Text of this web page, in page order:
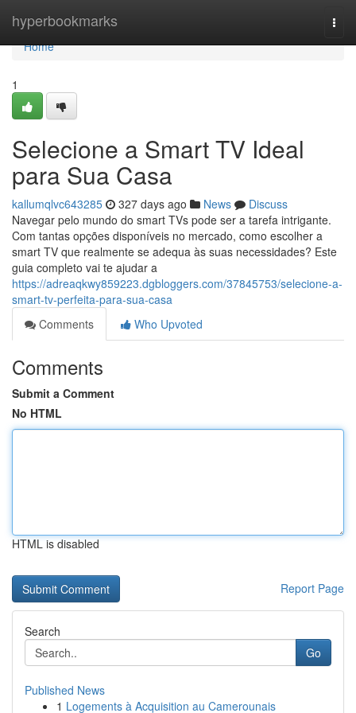
hyperbookmarks
Home
Home
1
Selecione a Smart TV Ideal
para Sua Casa
kallumqlvc643285 327 days ago News
Discuss
Navegar pelo mundo do smart TVs pode ser a tarefa intrigante.
Com tantas opções disponíveis no mercado, como escolher a
smart TV que realmente se adequa às suas necessidades? Este
guia completo vai te ajudar a
https://adreaqkwy859223.dgbloggers.com/37845753/selecione-a-
smart-tv-perfeita-para-sua-casa
Comments
Who Upvoted
Comments
Submit a Comment
No HTML
HTML is disabled
Report Page
Search
Go
Published News
1 Logements à Acquisition au Camerounais